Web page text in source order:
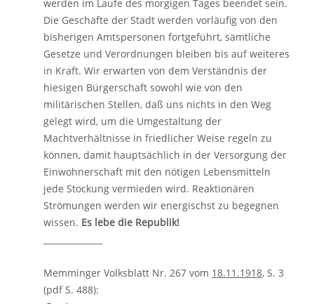
werden im Laufe des morgigen Tages beendet sein.
Die Geschäfte der Stadt werden vorläufig von den
bisherigen Amtspersonen fortgeführt, sämtliche
Gesetze und Verordnungen bleiben bis auf weiteres
in Kraft. Wir erwarten von dem Verständnis der
hiesigen Bürgerschaft sowohl wie von den
militärischen Stellen, daß uns nichts in den Weg
gelegt wird, um die Umgestaltung der
Machtverhältnisse in friedlicher Weise regeln zu
können, damit hauptsächlich in der Versorgung der
Einwohnerschaft mit den nötigen Lebensmitteln
jede Stockung vermieden wird. Reaktionären
Strömungen werden wir energischst zu begegnen
wissen. Es lebe die Republik!
Memminger Volksblatt Nr. 267 vom 18.11.1918, S. 3
(pdf S. 488):